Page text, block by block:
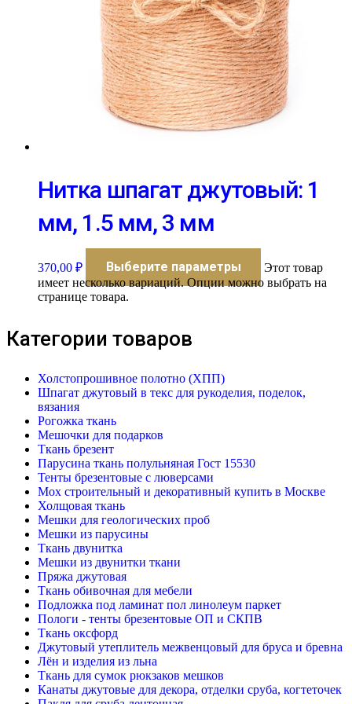
Нитка шпагат джутовый: 1
мм, 1.5 мм, 3 мм
370,00 ₽ Выберите параметры
Этот товар
имеет несколько вариаций. Опции можно выбрать на
странице товара.
Категории товаров
Холстопрошивное полотно (ХПП)
Шпагат джутовый в текс для рукоделия, поделок,
вязания
Рогожка ткань
Мешочки для подарков
Ткань брезент
Парусина ткань полульняная Гост 15530
Тенты брезентовые с люверсами
Мох строительный и декоративный купить в Москве
Холщовая ткань
Мешки для геологических проб
Мешки из парусины
Ткань двунитка
Мешки из двунитки ткани
Пряжа джутовая
Ткань обивочная для мебели
Подложка под ламинат пол линолеум паркет
Пологи - тенты брезентовые ОП и СКПВ
Ткань оксфорд
Джутовый утеплитель межвенцовый для бруса и бревна
Лён и изделия из льна
Ткань для сумок рюкзаков мешков
Канаты джутовые для декора, отделки сруба, когтеточек